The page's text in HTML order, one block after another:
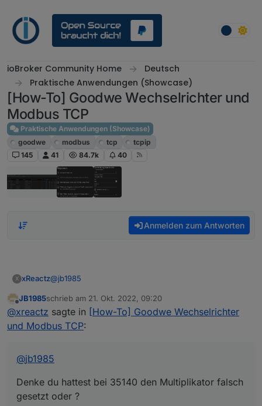
ioBroker Community Home
Deutsch
Praktische Anwendungen (Showcase)
[How-To] Goodwe Wechselrichter und
Modbus TCP
Praktische Anwendungen (Showcase)
goodwe
modbus tcp
tcpip
145
41 84.7k 40
Anmelden zum Antworten
X xReactz@jb1985
Denke du hattest bei 35140 den Multiplikator falsch
gesetzt oder ?
Gruß
JB1985schrieb am 21. Okt. 2022, 09:20
zuletzt editiert von
@xreactz sagte in [How-To] Goodwe Wechselrichter
und Modbus TCP:
@jb1985
Denke du hattest bei 35140 den Multiplikator falsch
gesetzt oder ?